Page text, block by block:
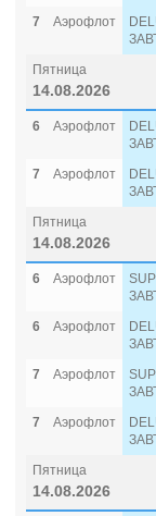
7 Аэрофлот
Пятница
14.08.2026
6 Аэрофлот
7
Аэрофлот
Пятница
14.08.2026
6 Аэрофлот
6
Аэрофлот
7
Аэрофлот
7
Аэрофлот
Пятница
14.08.2026